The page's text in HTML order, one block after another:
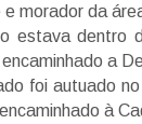
e morador da
estava dentro
a
foi autuado
à